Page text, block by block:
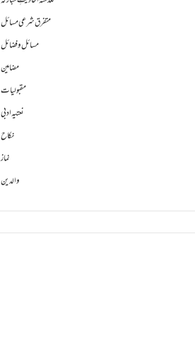
متفرق شرعی مسائل
مسائل و فضائل
مضامین
مقبولیات
نعتیہ ادبی
نکاح
نماز
والدین